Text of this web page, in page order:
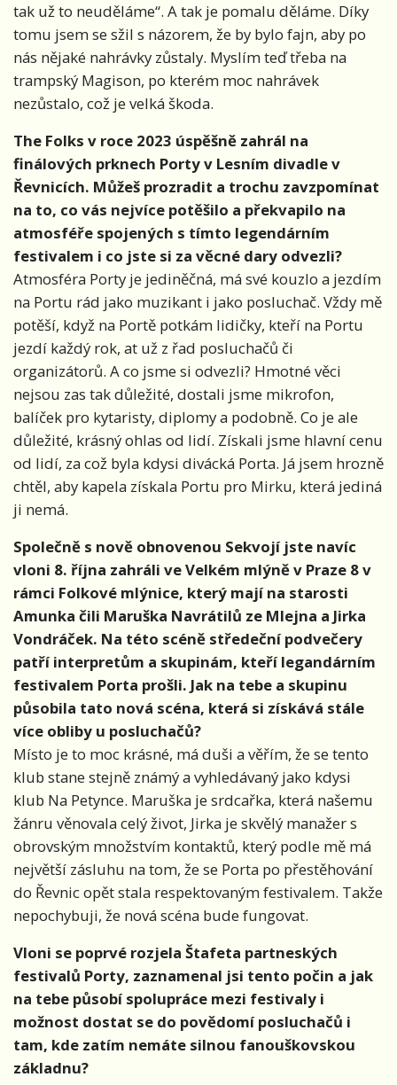
tak už to neuděláme“. A tak je pomalu děláme. Díky
tomu jsem se sžil s názorem, že by bylo fajn, aby po
nás nějaké nahrávky zůstaly. Myslím teď třeba na
trampský Magison, po kterém moc nahrávek
nezůstalo, což je velká škoda.
The Folks v roce 2023 úspěšně zahrál na
finálových prknech Porty v Lesním divadle v
Řevnicích. Můžeš prozradit a trochu zavzpomínat
na to, co vás nejvíce potěšilo a překvapilo na
atmosféře spojených s tímto legendárním
festivalem i co jste si za věcné dary odvezli?
Atmosféra Porty je jediněčná, má své kouzlo a jezdím
na Portu rád jako muzikant i jako posluchač. Vždy mě
potěší, když na Portě potkám lidičky, kteří na Portu
jezdí každý rok, at už z řad posluchačů či
organizátorů. A co jsme si odvezli? Hmotné věci
nejsou zas tak důležité, dostali jsme mikrofon,
balíček pro kytaristy, diplomy a podobně. Co je ale
důležité, krásný ohlas od lidí. Získali jsme hlavní cenu
od lidí, za což byla kdysi divácká Porta. Já jsem hrozně
chtěl, aby kapela získala Portu pro Mirku, která jediná
ji nemá.
Společně s nově obnovenou Sekvojí jste navíc
vloni 8. října zahráli ve Velkém mlýně v Praze 8 v
rámci Folkové mlýnice, který mají na starosti
Amunka čili Maruška Navrátilů ze Mlejna a Jirka
Vondráček. Na této scéně středeční podvečery
patří interpretům a skupinám, kteří legandárním
festivalem Porta prošli. Jak na tebe a skupinu
působila tato nová scéna, která si získává stále
více obliby u posluchačů?
Místo je to moc krásné, má duši a věřím, že se tento
klub stane stejně známý a vyhledávaný jako kdysi
klub Na Petynce. Maruška je srdcařka, která našemu
žánru věnovala celý život, Jirka je skvělý manažer s
obrovským množstvím kontaktů, který podle mě má
největší zásluhu na tom, že se Porta po přestěhování
do Řevnic opět stala respektovaným festivalem. Takže
nepochybuji, že nová scéna bude fungovat.
Vloni se poprvé rozjela Štafeta partneských
festivalů Porty, zaznamenal jsi tento počin a jak
na tebe působí spolupráce mezi festivaly i
možnost dostat se do povědomí posluchačů i
tam, kde zatím nemáte silnou fanouškovskou
základnu?